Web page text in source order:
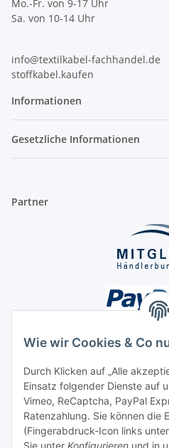
Wie wir Cookies & Co
Durch Klicken auf „Alle
Einsatz folgender Dienste auf
Vimeo, ReCaptcha, PayPal
Ratenzahlung. Sie können die
(Fingerabdruck-Icon links
Mo.-Fr. von 9-17 Uhr
Sa. von 10-14 Uhr
info@textilkabel-fachhandel.de
stoffkabel.kaufen
Informationen
Gesetzliche Informationen
Partner
Unsere Seiten
Social Media